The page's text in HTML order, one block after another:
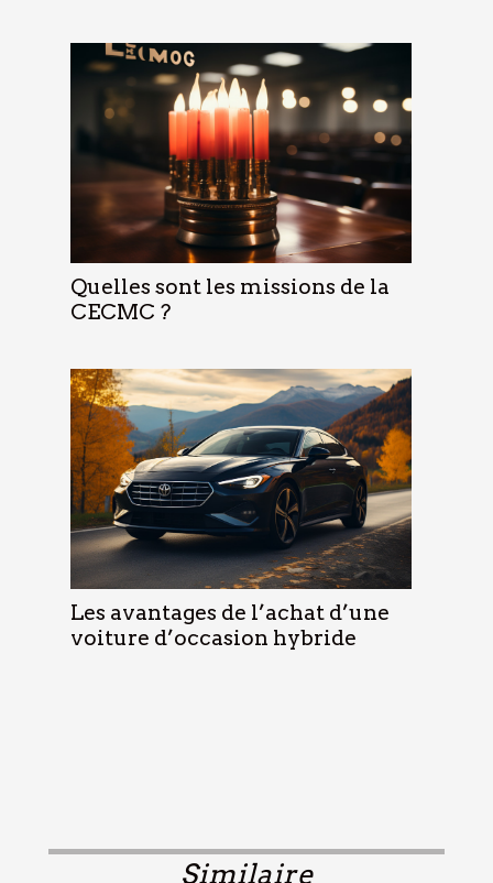
Quelles sont les missions de la
CECMC ?
Les avantages de l’achat d’une
voiture d’occasion hybride
Similaire